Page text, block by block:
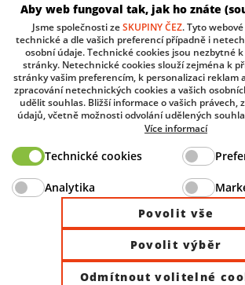
Servisní linka pro námi realizované akce
Po – Pá 8.30 – 17.00
tel:+420 733 421 878, E-mail
Technická podpora:
Tel.:+420 461 100 666 , WhatsApp:+420 603
Informace o zpracovávaných osobních
Ministry of Industry and Trade of the
© 2026 Domat Control
All
Aby web fungoval tak, jak ho znáte
Jsme společnosti zeSKUPINY ČEZ. Tyto
technické a dle vašich preferencí případně i
osobní údaje. Technické cookies jsou nezbytné
stránky. Netechnické cookies slouží zejména k
stránky vašim preferencím, k personalizaci reklam
zpracování netechnických cookies a vašich
udělit souhlas. Bližší informace o vašich právech,
údajů, včetně možnosti odvolání udělených
Více informací
Technické cookies
Analytika
Povolit vše
Povolit výběr
Odmítnout volitelné